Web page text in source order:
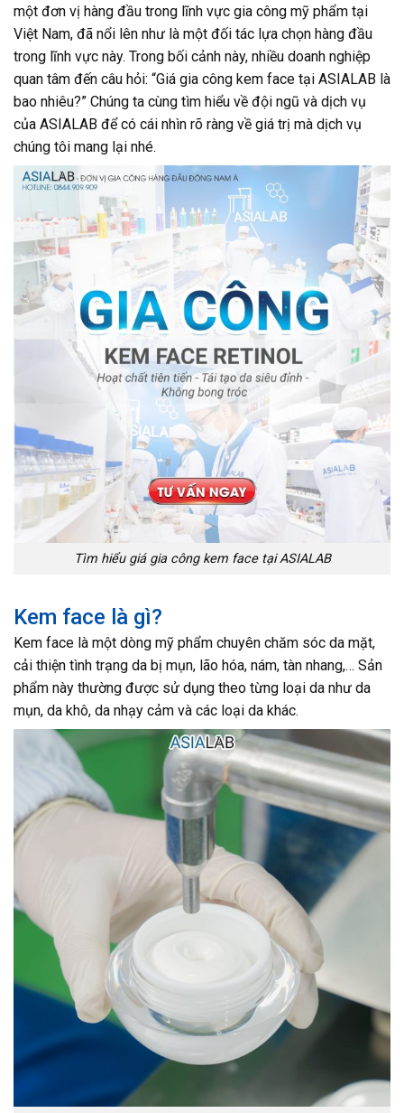
một đơn vị hàng đầu trong lĩnh vực gia công mỹ phẩm tại
Việt Nam, đã nổi lên như là một đối tác lựa chọn hàng đầu
trong lĩnh vực này. Trong bối cảnh này, nhiều doanh nghiệp
quan tâm đến câu hỏi: “Giá gia công kem face tại ASIALAB là
bao nhiêu?” Chúng ta cùng tìm hiểu về đội ngũ và dịch vụ
của ASIALAB để có cái nhìn rõ ràng về giá trị mà dịch vụ
chúng tôi mang lại nhé.
Tìm hiểu giá gia công kem face tại ASIALAB
Kem face là gì?
Kem face là một dòng mỹ phẩm chuyên chăm sóc da mặt,
cải thiện tình trạng da bị mụn, lão hóa, nám, tàn nhang,… Sản
phẩm này thường được sử dụng theo từng loại da như da
mụn, da khô, da nhạy cảm và các loại da khác.